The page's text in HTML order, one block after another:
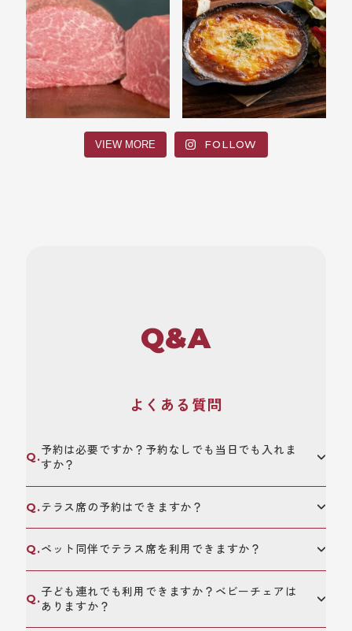
VIEW MORE FOLLOW
Q&A
よくある質問
予約は必要ですか？予約なしでも当日でも入れま
すか？
テラス席の予約はできますか？
ペット同伴でテラス席を利用できますか？
子ども連れでも利用できますか？ベビーチェアは
ありますか？